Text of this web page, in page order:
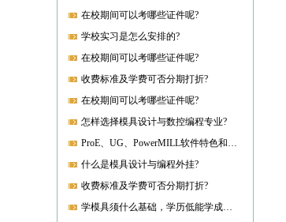
在校期间可以考哪些证件呢?
学校实习是怎么安排的?
在校期间可以考哪些证件呢?
收费标准及学费可否分期打折?
在校期间可以考哪些证件呢?
怎样选择模具设计与数控编程专业?
ProE、UG、PowerMILL软件特色和优势?
什么是模具设计与编程外挂?
收费标准及学费可否分期打折?
学模具须什么基础，学历低能学成就业吗?